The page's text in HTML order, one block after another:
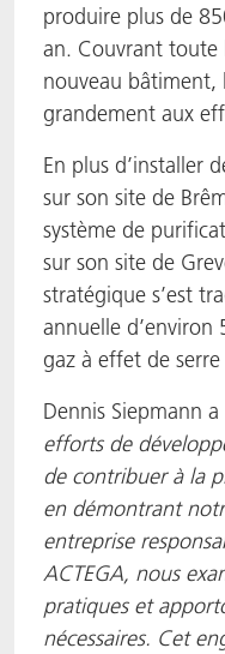
produire plus de
an. Couvrant toute
nouveau bâtiment,
grandement aux
En plus d’installer
sur son site de
système de
sur son site de
stratégique s’est
annuelle d’environ
gaz à effet de
Dennis Siepmann
efforts de
de contribuer à la
en démontrant
entreprise
ACTEGA, nous
pratiques et
nécessaires. Cet